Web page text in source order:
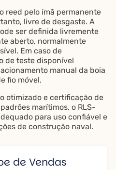
reed pelo ímã permanente
livre de desgaste. A
ser definida livremente
aberto, normalmente
Em caso de
de teste disponível
manual da boia
fio móvel.
otimizado e certificação de
marítimos, o RLS-
para uso confiável e
de construção naval.
de Vendas